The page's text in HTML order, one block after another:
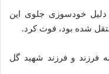
که ۲ روز پیش به دلیل خودسوزی جلوی این
شده بود، فوت کرد.
متولد ۱۳۶۲، دارای سه فرزند و فرزند شهید گل